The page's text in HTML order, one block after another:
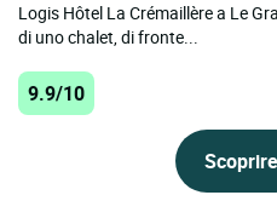
Logis Hôtel La Crémaillère a Le
di uno chalet, di fronte...
9.9/10
Scoprire